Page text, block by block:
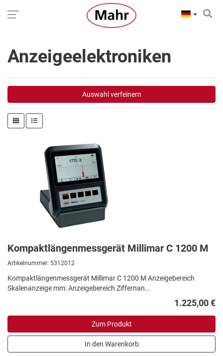
Anzeigeelektroniken
Auswahl verfeinern
Kompaktlängenmessgerät Millimar C 1200 M
Artikelnummer: 5312012
Kompaktlängenmessgerät Millimar C 1200 M Anzeigebereich
Skalenanzeige mm: Anzeigebereich Ziffernan...
1.225,00 €
Zum Produkt
In den Warenkorb